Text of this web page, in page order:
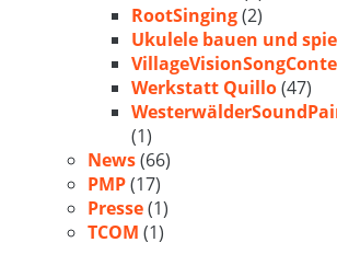
RootSinging(2)
Ukulele bauen und
Werkstatt Quillo(47)
(1)
News(66)
PMP(17)
Presse(1)
TCOM (1)